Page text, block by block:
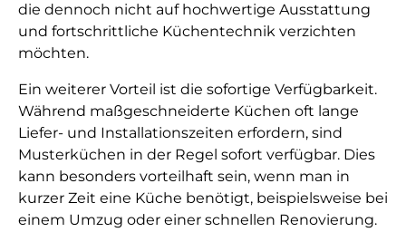
die dennoch nicht auf hochwertige Ausstattung
und fortschrittliche Küchentechnik verzichten
möchten.
Ein weiterer Vorteil ist die sofortige Verfügbarkeit.
Während maßgeschneiderte Küchen oft lange
Liefer- und Installationszeiten erfordern, sind
Musterküchen in der Regel sofort verfügbar. Dies
kann besonders vorteilhaft sein, wenn man in
kurzer Zeit eine Küche benötigt, beispielsweise bei
einem Umzug oder einer schnellen Renovierung.